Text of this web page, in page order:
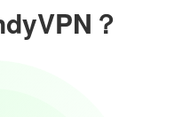
？